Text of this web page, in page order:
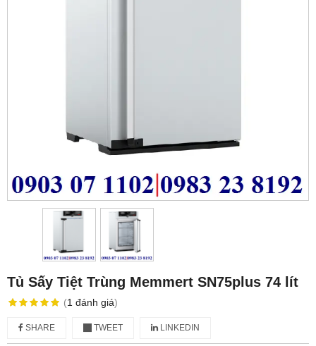
Tủ Sấy Tiệt Trùng Memmert SN75plus 74 lít
(1 đánh giá)
SHARE TWEET LINKEDIN